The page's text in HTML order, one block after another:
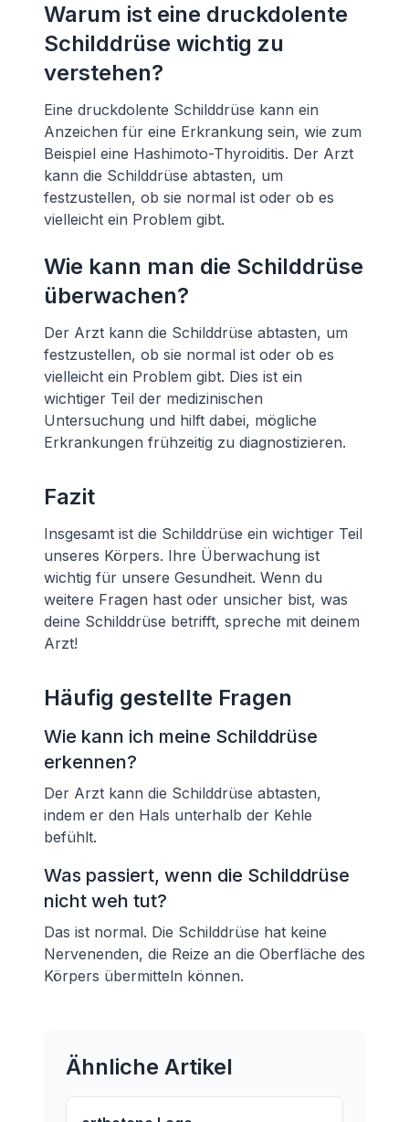
Warum ist eine druckdolente
Schilddrüse wichtig zu
verstehen?
Eine druckdolente Schilddrüse kann ein
Anzeichen für eine Erkrankung sein, wie zum
Beispiel eine Hashimoto-Thyroiditis. Der Arzt
kann die Schilddrüse abtasten, um
festzustellen, ob sie normal ist oder ob es
vielleicht ein Problem gibt.
Wie kann man die Schilddrüse
überwachen?
Der Arzt kann die Schilddrüse abtasten, um
festzustellen, ob sie normal ist oder ob es
vielleicht ein Problem gibt. Dies ist ein
wichtiger Teil der medizinischen
Untersuchung und hilft dabei, mögliche
Erkrankungen frühzeitig zu diagnostizieren.
Fazit
Insgesamt ist die Schilddrüse ein wichtiger Teil
unseres Körpers. Ihre Überwachung ist
wichtig für unsere Gesundheit. Wenn du
weitere Fragen hast oder unsicher bist, was
deine Schilddrüse betrifft, spreche mit deinem
Arzt!
Häufig gestellte Fragen
Wie kann ich meine Schilddrüse
erkennen?
Der Arzt kann die Schilddrüse abtasten,
indem er den Hals unterhalb der Kehle
befühlt.
Was passiert, wenn die Schilddrüse
nicht weh tut?
Das ist normal. Die Schilddrüse hat keine
Nervenenden, die Reize an die Oberfläche des
Körpers übermitteln können.
Ähnliche Artikel